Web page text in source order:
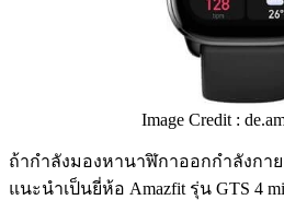
Image Credit :
ถ้ากำลังมองหานาฬิกาออกกําลังกา
แนะนำเป็นยี่ห้อ Amazfit รุ่น GTS 4